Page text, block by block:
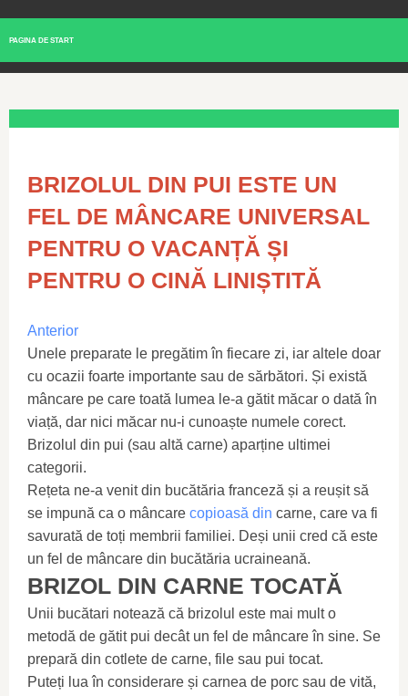
PAGINA DE START
BRIZOLUL DIN PUI ESTE UN
FEL DE MÂNCARE UNIVERSAL
PENTRU O VACANȚĂ ȘI
PENTRU O CINĂ LINIȘTITĂ
Anterior
Unele preparate le pregătim în fiecare zi, iar altele doar
cu ocazii foarte importante sau de sărbători. Și există
mâncare pe care toată lumea le-a gătit măcar o dată în
viață, dar nici măcar nu-i cunoaște numele corect.
Brizolul din pui (sau altă carne) aparține ultimei
categorii.
Rețeta ne-a venit din bucătăria franceză și a reușit să
se impună ca o mâncare copioasă din carne, care va fi
savurată de toți membrii familiei. Deși unii cred că este
un fel de mâncare din bucătăria ucraineană.
BRIZOL DIN CARNE TOCATĂ
Unii bucătari notează că brizolul este mai mult o
metodă de gătit pui decât un fel de mâncare în sine. Se
prepară din cotlete de carne, file sau pui tocat.
Puteți lua în considerare și carnea de porc sau de vită,